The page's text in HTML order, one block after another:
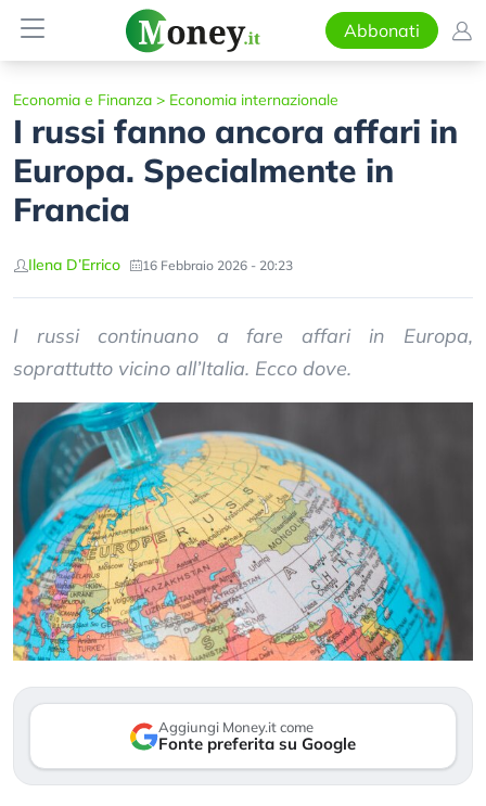
Abbonati
Economia e Finanza > Economia internazionale
I russi fanno ancora affari in
Europa. Specialmente in
Francia
Ilena D’Errico 16 Febbraio 2026 - 20:23
I russi continuano a fare affari in Europa,
soprattutto vicino all’Italia. Ecco dove.
Aggiungi Money.it come
Fonte preferita su Google